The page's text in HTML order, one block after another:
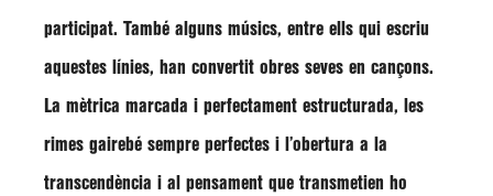
participat. També alguns músics, entre ells qui escriu
aquestes línies, han convertit obres seves en cançons.
La mètrica marcada i perfectament estructurada, les
rimes gairebé sempre perfectes i l’obertura a la
transcendència i al pensament que transmetien ho